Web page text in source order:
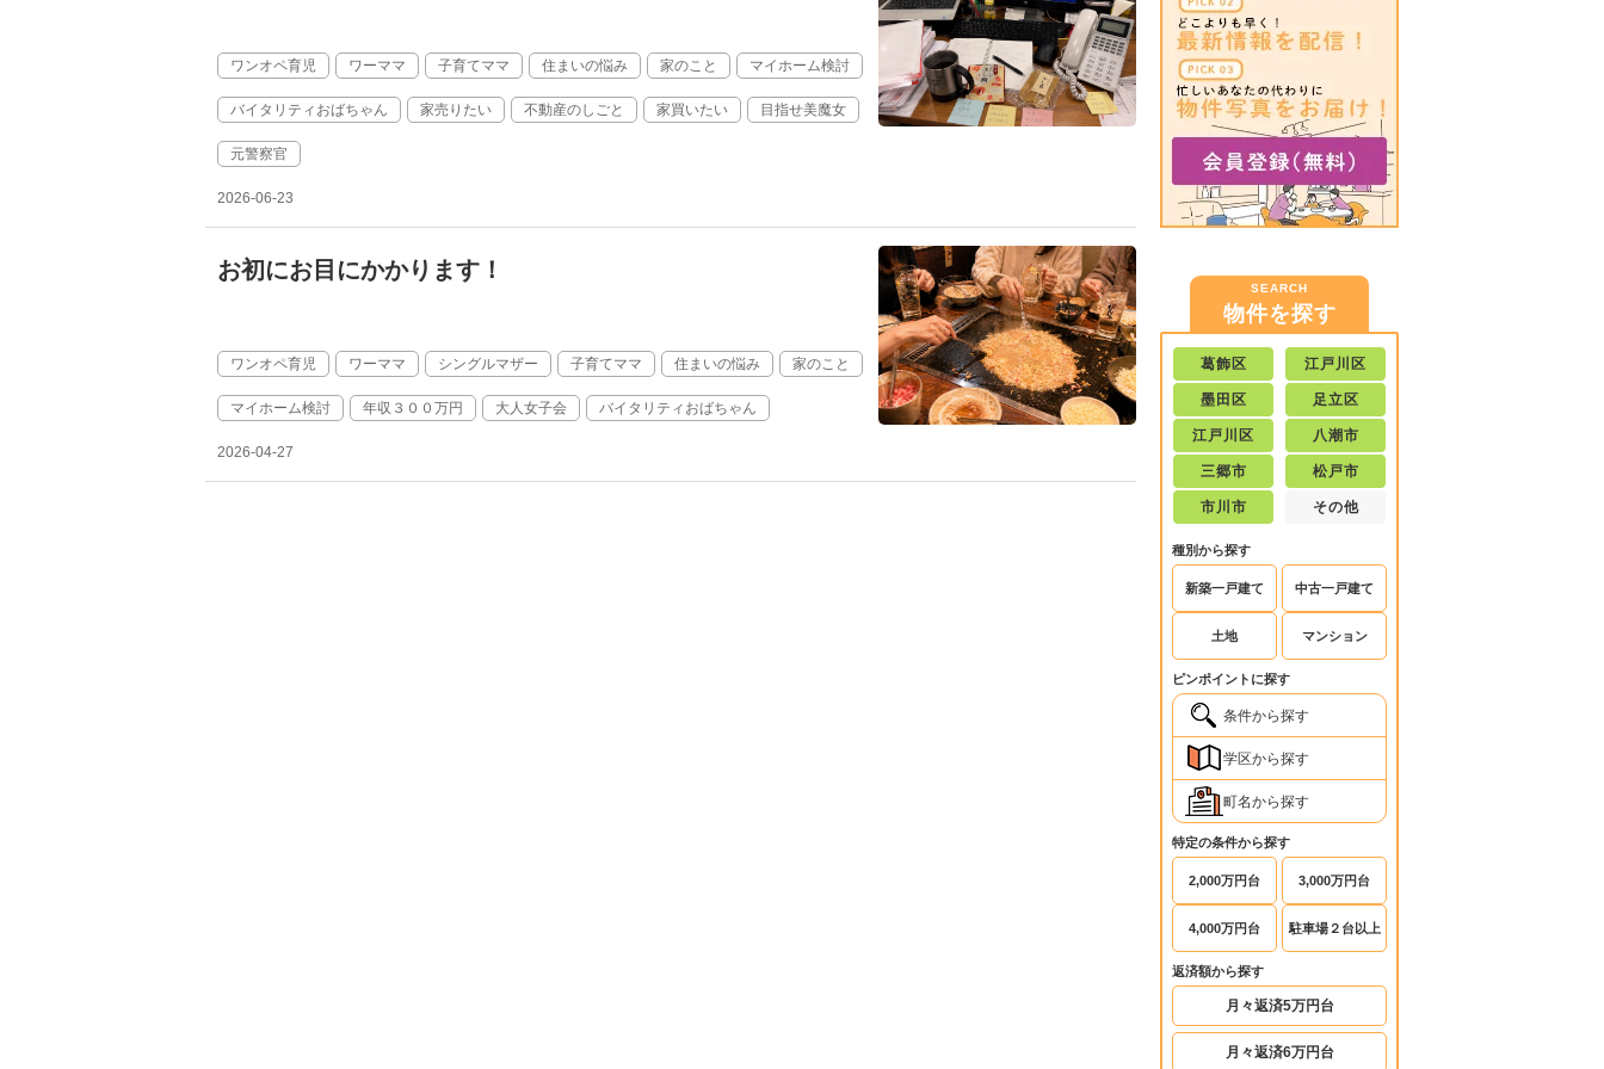
ワンオペ育児 ワーママ 子育てママ 住まいの悩み 家のこと マイホーム検討
バイタリティおばちゃん 家売りたい 不動産のしごと 家買いたい 目指せ美魔女
元警察官
2026-06-23
お初にお目にかかります！
ワンオペ育児 ワーママ シングルマザー 子育てママ 住まいの悩み 家のこと
マイホーム検討 年収３００万円 大人女子会 バイタリティおばちゃん
2026-04-27
SEARCH
物件を探す
葛飾区 江戸川区
墨田区 足立区
江戸川区 八潮市
三郷市 松戸市
市川市 その他
種別から探す
新築一戸建て 中古一戸建て
土地 マンション
ピンポイントに探す
条件から探す
学区から探す
町名から探す
特定の条件から探す
2,000万円台 3,000万円台
4,000万円台 駐車場２台以上
返済額から探す
月々返済5万円台
月々返済6万円台